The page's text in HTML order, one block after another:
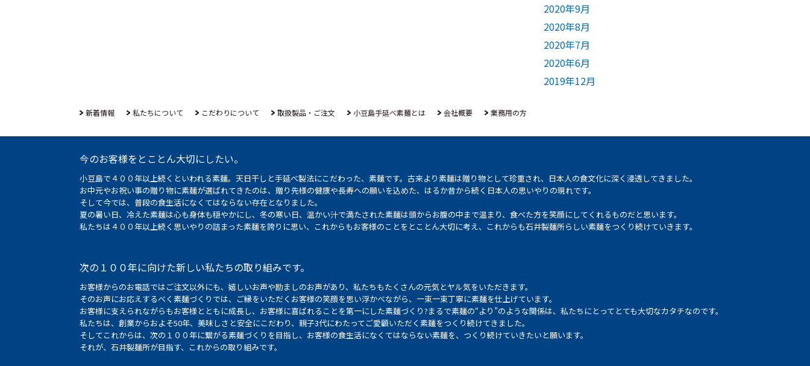
2020年9月
2020年8月
2020年7月
2020年6月
2019年12月
新着情報 私たちについて こだわりについて 取扱製品・ご注文 小豆島手延べ素麺とは 会社概要 業務用の方
今のお客様をとことん大切にしたい。
小豆島で４００年以上続くといわれる素麺。天日干しと手延べ製法にこだわった、素麺です。古来より素麺は贈り物として珍重され、日本人の食文化に深く浸透してきました。
お中元やお祝い事の贈り物に素麺が選ばれてきたのは、贈り先様の健康や長寿への願いを込めた、はるか昔から続く日本人の思いやりの現れです。
そして今では、普段の食生活になくてはならない存在となりました。
夏の暑い日、冷えた素麺は心も身体も穏やかにし、冬の寒い日、温かい汁で満たされた素麺は頭からお腹の中まで温まり、食べた方を笑顔にしてくれるものだと思います。
私たちは４００年以上続く思いやりの詰まった素麺を誇りに思い、これからもお客様のことをとことん大切に考え、これからも石井製麺所らしい素麺をつくり続けていきます。
次の１００年に向けた新しい私たちの取り組みです。
お客様からのお電話ではご注文以外にも、嬉しいお声や励ましのお声があり、私たちもたくさんの元気とヤル気をいただきます。
そのお声にお応えするべく素麺づくりでは、ご縁をいただくお客様の笑顔を思い浮かべながら、一束一束丁寧に素麺を仕上げています。
お客様に支えられながらもお客様とともに成長し、お客様に喜ばれることを第一にした素麺づくり?まるで素麺の“より”のような関係は、私たちにとってとても大切なカタチなのです。
私たちは、創業からおよそ50年、美味しさと安全にこだわり、親子3代にわたってご愛顧いただく素麺をつくり続けてきました。
そしてこれからは、次の１００年に繋がる素麺づくりを目指し、お客様の食生活になくてはならない素麺を、つくり続けていきたいと願います。
それが、石井製麺所が目指す、これからの取り組みです。